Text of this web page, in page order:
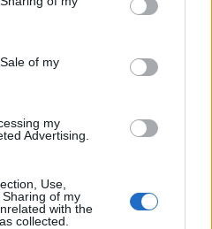
of my
my
Advertising.
Use,
of my
with the
collected.
blynai su mėsa čia
kainuoja 5,50 euro.
kainuoja 7 eurus, pusė